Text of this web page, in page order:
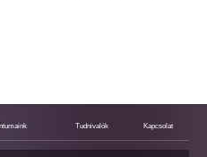
Tudnivalók Kapcsolat